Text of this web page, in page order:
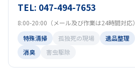
TEL: 047-494-7653
8:00-20:00（メール及び作業は24時間対応）
特殊清掃
孤独死の現場 遺品整理
消臭
害虫駆除